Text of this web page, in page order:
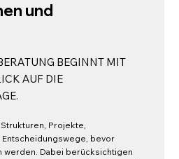
und
BEGINNT MIT
AUF DIE
Projekte,
bevor
werden. Dabei berücksichtigen